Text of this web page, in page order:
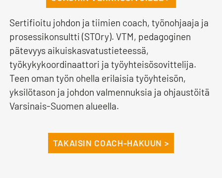
Sertifioitu johdon ja tiimien coach, työnohjaaja ja
prosessikonsultti (STOry). VTM, pedagoginen
pätevyys aikuiskasvatustieteessä,
työkykykoordinaattori ja työyhteisösovittelija.
Teen oman työn ohella erilaisia työyhteisön,
yksilötason ja johdon valmennuksia ja ohjaustöitä
Varsinais-Suomen alueella.
TAKAISIN COACH-HAKUUN >